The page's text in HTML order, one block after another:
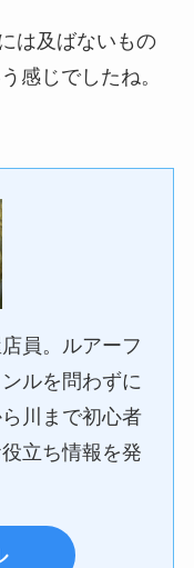
は及ばないもの
感じでしたね。
員。ルアーフ
ルを問わずに
川まで初心者
立ち情報を発